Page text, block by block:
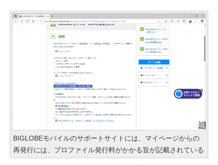
BIGLOBEモバイルのサポートサイトには、マイページからの
再発行には、プロファイル発行料がかかる旨が記載されている